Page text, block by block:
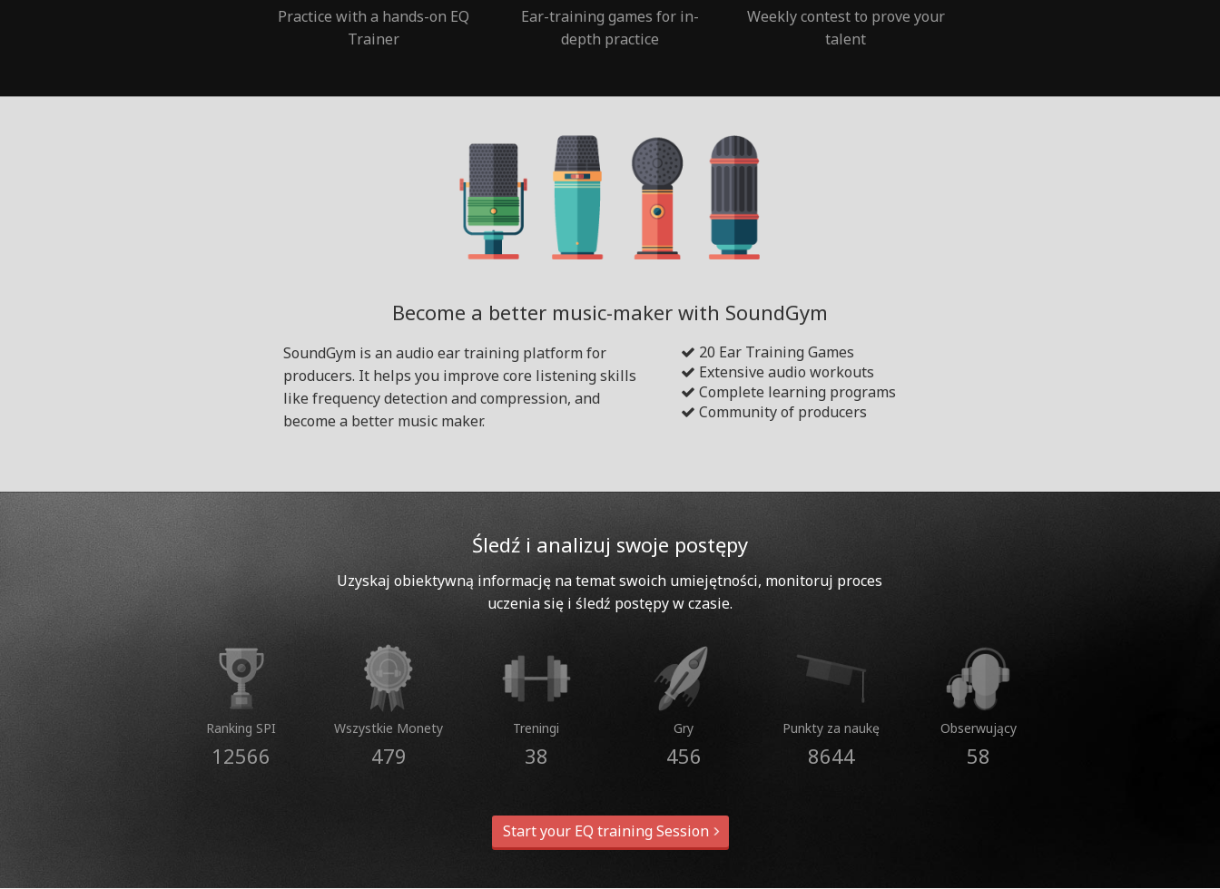
Practice with a hands-on EQ
Trainer
Ear-training games for in-
depth practice
Weekly contest to prove your
talent
Become a better music-maker with SoundGym
SoundGym is an audio ear training platform for
producers. It helps you improve core listening skills
like frequency detection and compression, and
become a better music maker.
20 Ear Training Games
Extensive audio workouts
Complete learning programs
Community of producers
Śledź i analizuj swoje postępy
Uzyskaj obiektywną informację na temat swoich umiejętności, monitoruj proces
uczenia się i śledź postępy w czasie.
Ranking SPI
12566
Wszystkie Monety
479
Treningi
38
Gry
456
Punkty za naukę
8644
Obserwujący
58
Start your EQ training Session